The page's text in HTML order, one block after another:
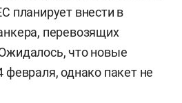
планирует внести в
перевозящих
что новые
февраля, однако пакет не